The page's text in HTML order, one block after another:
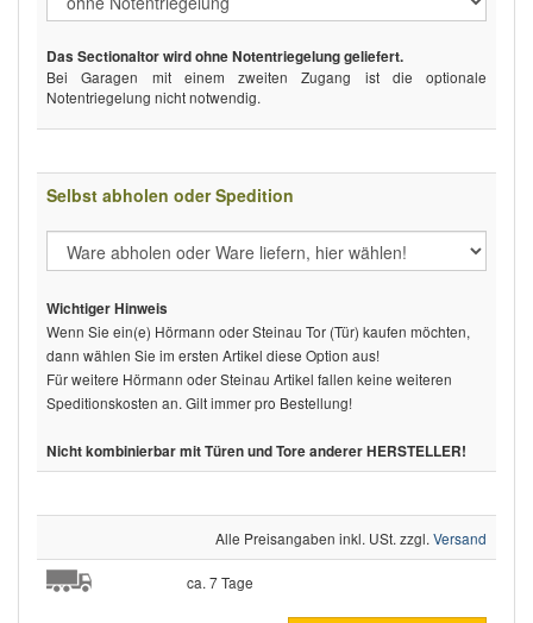
Das Sectionaltor wird ohne Notentriegelung geliefert.
Bei Garagen mit einem zweiten Zugang ist die optionale
Notentriegelung nicht notwendig.
Selbst abholen oder Spedition
Wichtiger Hinweis
Wenn Sie ein(e) Hörmann oder Steinau Tor (Tür) kaufen möchten,
dann wählen Sie im ersten Artikel diese Option aus!
Für weitere Hörmann oder Steinau Artikel fallen keine weiteren
Speditionskosten an. Gilt immer pro Bestellung!
Nicht kombinierbar mit Türen und Tore anderer HERSTELLER!
Alle Preisangaben inkl. USt. zzgl. Versand
ca. 7 Tage